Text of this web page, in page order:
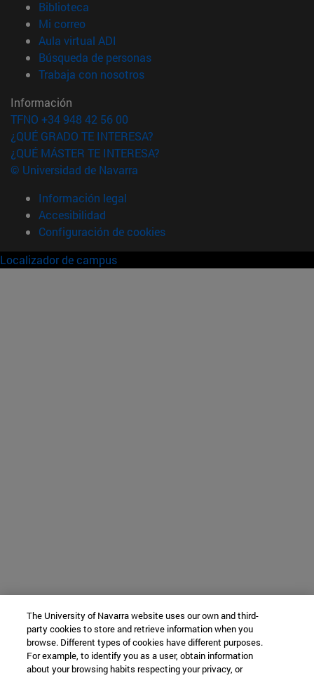
Biblioteca
Mi correo(abre en nueva ventana)
Aula virtual ADI
Búsqueda de personas(abre en nueva ventana)
Trabaja con nosotros(abre en nueva ventana)
Información
TFNO +34 948 42 56 00
¿QUÉ GRADO TE INTERESA?
¿QUÉ MÁSTER TE INTERESA?
© Universidad de Navarra
Información legal
Accesibilidad
Configuración de cookies
Localizador de campus
The University of Navarra website uses our own and third-
party cookies to store and retrieve information when you
browse. Different types of cookies have different purposes.
For example, to identify you as a user, obtain information
about your browsing habits respecting your privacy, or